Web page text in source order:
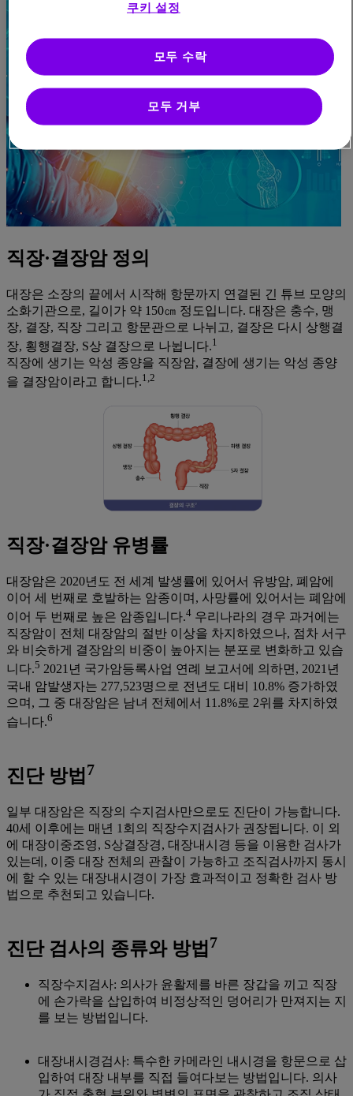
직장·결장암 정의
대장은 소장의 끝에서 시작해 항문까지 연결된 긴 튜브 모양의
소화기관으로, 길이가 약 150㎝ 정도입니다. 대장은 충수, 맹
장, 결장, 직장 그리고 항문관으로 나뉘고, 결장은 다시 상행결
장, 횡행결장, S상 결장으로 나뉩니다.1
직장에 생기는 악성 종양을 직장암, 결장에 생기는 악성 종양
을 결장암이라고 합니다.1,2
직장·결장암 유병률
대장암은 2020년도 전 세계 발생률에 있어서 유방암, 폐암에
이어 세 번째로 호발하는 암종이며, 사망률에 있어서는 폐암에
이어 두 번째로 높은 암종입니다.4 우리나라의 경우 과거에는
직장암이 전체 대장암의 절반 이상을 차지하였으나, 점차 서구
와 비슷하게 결장암의 비중이 높아지는 분포로 변화하고 있습
니다.5 2021년 국가암등록사업 연례 보고서에 의하면, 2021년
국내 암발생자는 277,523명으로 전년도 대비 10.8% 증가하였
으며, 그 중 대장암은 남녀 전체에서 11.8%로 2위를 차지하였
습니다.6
진단 방법 7
일부 대장암은 직장의 수지검사만으로도 진단이 가능합니다.
40세 이후에는 매년 1회의 직장수지검사가 권장됩니다. 이 외
에 대장이중조영, S상결장경, 대장내시경 등을 이용한 검사가
있는데, 이중 대장 전체의 관찰이 가능하고 조직검사까지 동시
에 할 수 있는 대장내시경이 가장 효과적이고 정확한 검사 방
법으로 추천되고 있습니다.
진단 검사의 종류와 방법 7
직장수지검사: 의사가 윤활제를 바른 장갑을 끼고 직장
에 손가락을 삽입하여 비정상적인 덩어리가 만져지는 지
를 보는 방법입니다.
대장내시경검사: 특수한 카메라인 내시경을 항문으로 삽
입하여 대장 내부를 직접 들여다보는 방법입니다. 의사
쿠키 설정
모두 거부
모두 수락